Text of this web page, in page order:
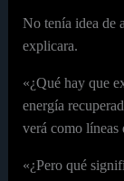
No tenía idea de
explicara.
«¿Qué hay que
energía
verá como líneas
«¿Pero qué